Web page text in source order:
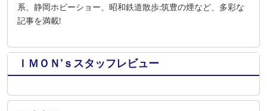
系、静岡ホビーショー、昭和鉄道散歩:筑豊の煙など、多彩な
記事を満載!
ＩＭＯＮ’ｓスタッフレビュー